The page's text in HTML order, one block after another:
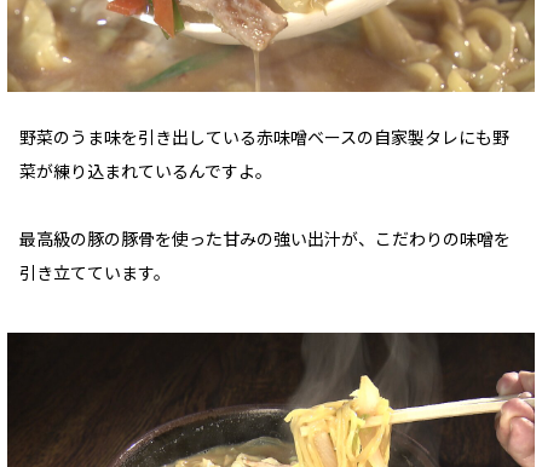
野菜のうま味を引き出している赤味噌ベースの自家製タレにも野
菜が練り込まれているんですよ。
最高級の豚の豚骨を使った甘みの強い出汁が、こだわりの味噌を
引き立てています。